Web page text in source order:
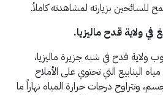
بزيارته لمشاهدته كاملاُ.
في ولاية قدح ماليزيا.
ولاية قدح في شبه جزيرة ماليزيا،
الينابيع التي تحتوي على الأملاح
وتتراوح درجات حرارة المياه نهاراً ما